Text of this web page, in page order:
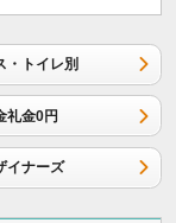
・トイレ別
礼金0円
イナーズ